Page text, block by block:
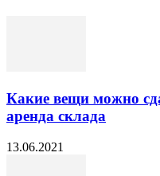
Какие вещи можно
аренда склада
13.06.2021